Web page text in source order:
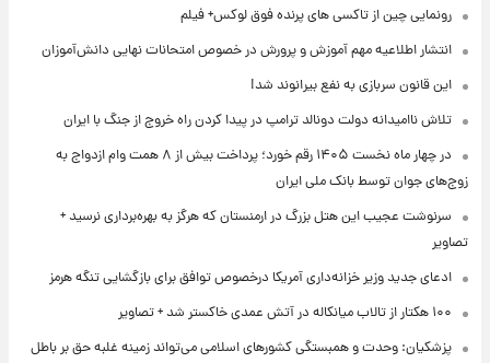
رونمایی چین از تاکسی های پرنده فوق لوکس+ فیلم
انتشار اطلاعیه مهم آموزش و پرورش در خصوص امتحانات نهایی دانش‌آموزان
این قانون سربازی به نفع بیرانوند شد!
تلاش ناامیدانه‌ دولت دونالد ترامپ در پیدا کردن راه خروج از جنگ با ایران
در چهار ماه نخست ۱۴۰۵ رقم خورد؛ پرداخت بیش از ۸ همت وام ازدواج به
زوج‌های جوان توسط بانک ملی ایران
سرنوشت عجیب این هتل بزرگ در ارمنستان که هرگز به بهره‌برداری نرسید +
تصاویر
ادعای جدید وزیر خزانه‌داری آمریکا درخصوص توافق برای بازگشایی تنگه هرمز
۱۰۰ هکتار از تالاب میانکاله در آتش عمدی خاکستر شد + تصاویر
پزشکیان: وحدت و همبستگی کشورهای اسلامی می‌تواند زمینه غلبه حق بر باطل